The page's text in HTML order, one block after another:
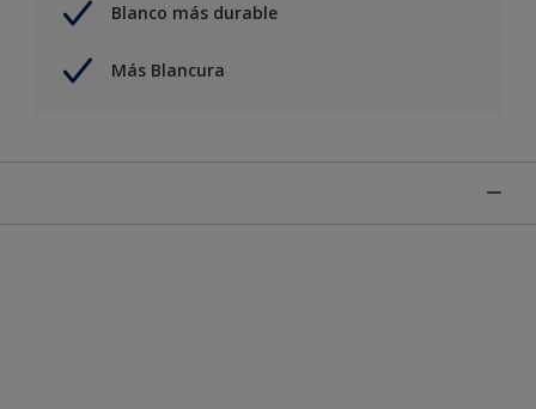
Blanco más durable
Más Blancura